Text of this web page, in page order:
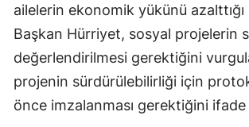
ailelerin ekonomik yükünü
Başkan Hürriyet, sosyal projelerin
değerlendirilmesi gerektiğini
projenin sürdürülebilirliği için
önce imzalanması gerektiğini